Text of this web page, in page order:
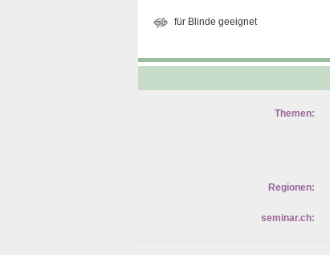
für Blinde geeignet
Themen:
Regionen:
seminar.ch: